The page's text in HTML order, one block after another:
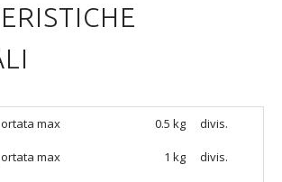
max 0.5 kg divis.
max 1 kg divis.